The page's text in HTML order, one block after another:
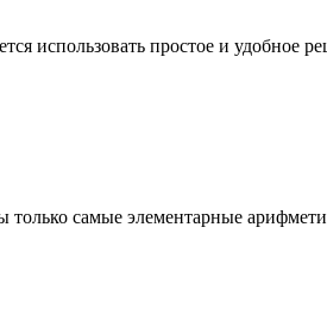
использовать простое и удобное
самые элементарные